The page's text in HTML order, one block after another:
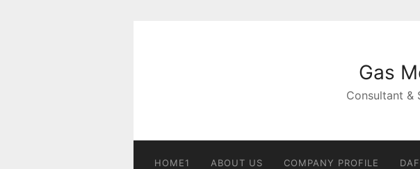
Gas
Consultant &
HOME1 ABOUT US COMPANY PROFILE